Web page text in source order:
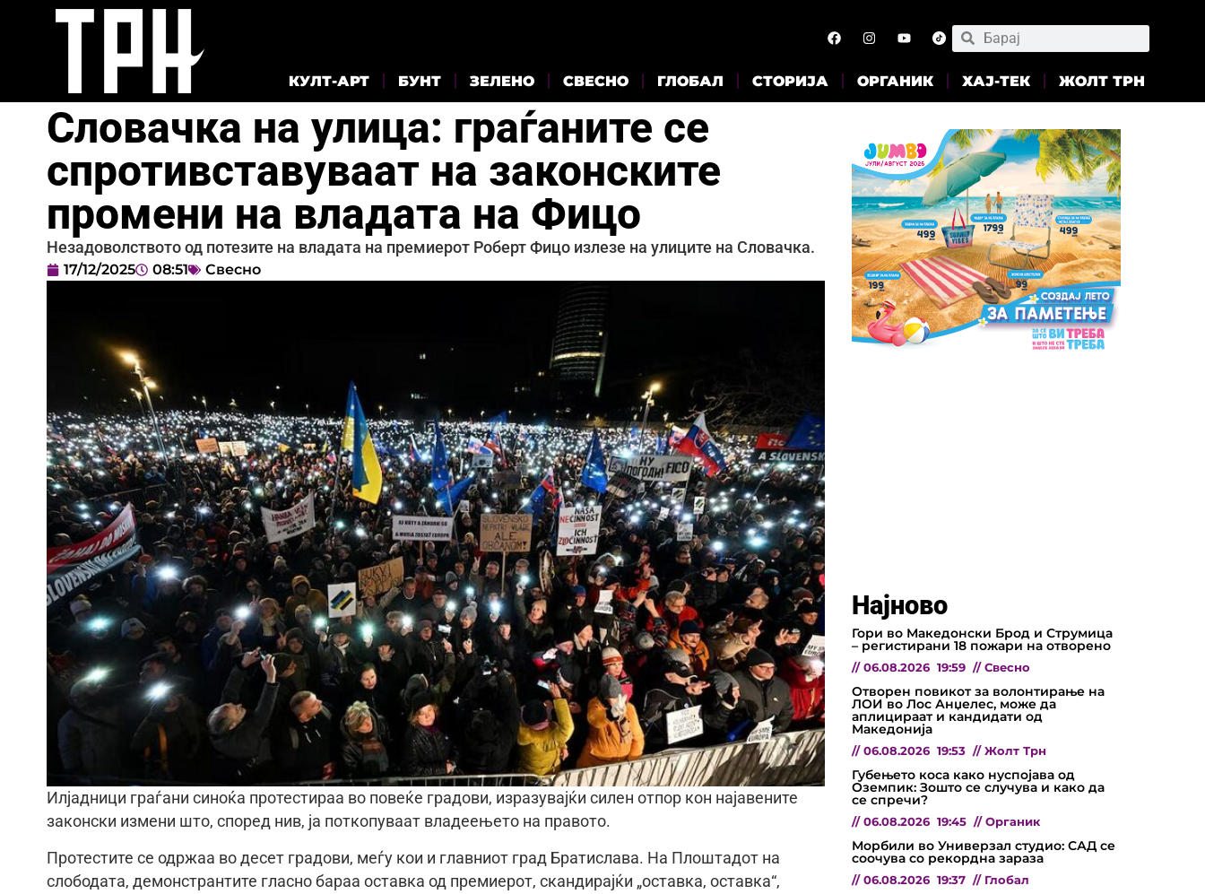
КУЛТ-АРТ БУНТ ЗЕЛЕНО СВЕСНО ГЛОБАЛ СТОРИЈА ОРГАНИК ХАЈ-ТЕК ЖОЛТ ТРН
Словачка на улица: граѓаните се
спротивставуваат на законските
промени на владата на Фицо
Незадоволството од потезите на владата на премиерот Роберт Фицо излезе на улиците на Словачка.
17/12/2025 08:51 Свесно
Илјадници граѓани синоќа протестираа во повеќе градови, изразувајќи силен отпор кон најавените
законски измени што, според нив, ја поткопуваат владеењето на правото.
Протестите се одржаа во десет градови, меѓу кои и главниот град Братислава. На Плоштадот на
слободата, демонстрантите гласно бараа оставка од премиерот, скандирајќи „оставка, оставка“,
Најново
Гори во Македонски Брод и Струмица
– регистирани 18 пожари на отворено
// 06.08.2026 19:59 // Свесно
Отворен повикот за волонтирање на
ЛОИ во Лос Анџелес, може да
аплицираат и кандидати од
Македонија
// 06.08.2026 19:53 // Жолт Трн
Губењето коса како нуспојава од
Оземпик: Зошто се случува и како да
се спречи?
// 06.08.2026 19:45 // Органик
Морбили во Универзал студио: САД се
соочува со рекордна зараза
// 06.08.2026 19:37 // Глобал